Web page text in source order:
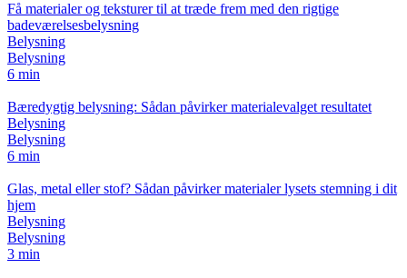
Få materialer og teksturer til at træde frem med den rigtige
badeværelsesbelysning
Belysning
Belysning
6 min
Bæredygtig belysning: Sådan påvirker materialevalget resultatet
Belysning
Belysning
6 min
Glas, metal eller stof? Sådan påvirker materialer lysets stemning i dit
hjem
Belysning
Belysning
3 min